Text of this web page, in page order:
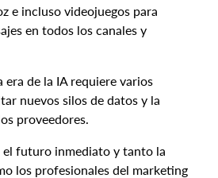
e incluso videojuegos para
en todos los canales y
era de la IA requiere varios
nuevos silos de datos y la
proveedores.
el futuro inmediato y tanto la
los profesionales del marketing